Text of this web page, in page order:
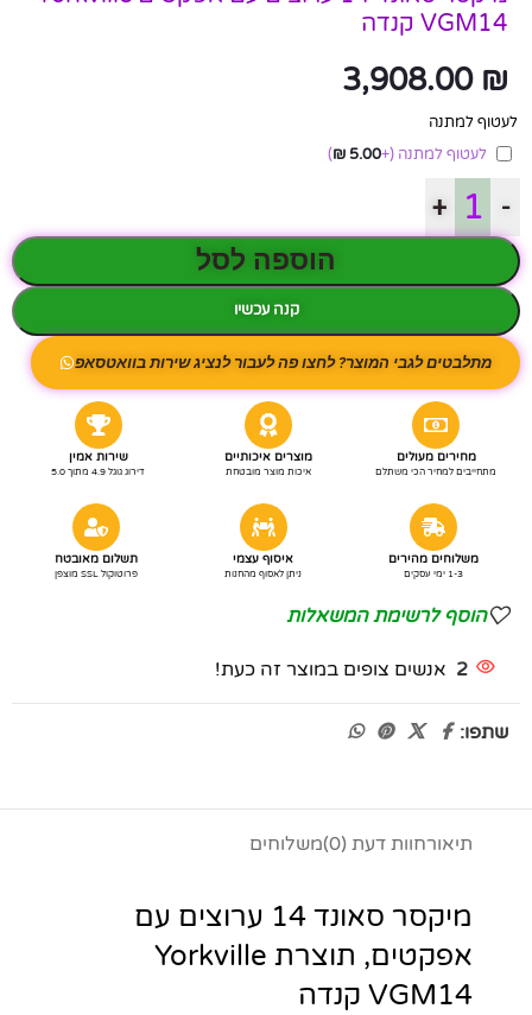
VGM14 קנדה
3,908.00 ₪
לעטוף למתנה
לעטוף למתנה (+
5.00
₪
)
-
+
הוספה לסל
קנה עכשיו
מתלבטים לגבי המוצר? לחצו פה לעבור לנציג שירות בוואטסאפ
מחירים מעולים
מתחייבים למחיר הכי משתלם
מוצרים איכותיים
איכות מוצר מובטחת
שירות אמין
דירוג גוגל 4.9 מתוך 5.0
משלוחים מהירים
1-3 ימי עסקים
איסוף עצמי
ניתן לאסוף מהחנות
תשלום מאובטח
פרוטוקול SSL מוצפן
הוסף לרשימת המשאלות
2 אנשים צופים במוצר זה כעת!
שתפו:
תיאורחוות דעת (0) משלוחים
מיקסר סאונד 14 ערוצים עם
אפקטים, תוצרת Yorkville
VGM14 קנדה